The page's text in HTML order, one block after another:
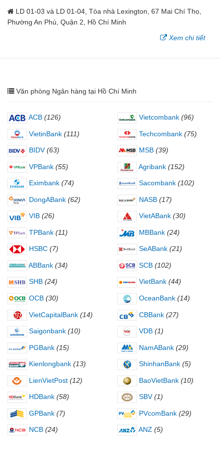
LD 01-03 và LD 01-04, Tòa nhà Lexington, 67 Mai Chí Thọ,
Phường An Phú, Quận 2, Hồ Chí Minh
Xem chi tiết
Văn phòng Ngân hàng tại Hồ Chí Minh
ACB (126) Vietcombank (96)
VietinBank (111) Techcombank (75)
BIDV (63) MSB (39)
VPBank (55) Agribank (152)
Eximbank (74) Sacombank (102)
DongABank (62) NASB (17)
VIB (26) VietABank (30)
TPBank (11) MBBank (24)
HSBC (7) SeABank (21)
ABBank (34) SCB (102)
SHB (24) VietBank (44)
OCB (30) OceanBank (14)
VietCapitalBank (14) CBBank (27)
Saigonbank (10) VDB (1)
PGBank (15) NamABank (29)
Kienlongbank (13) ShinhanBank (5)
LienVietPost (12) BaoVietBank (10)
HDBank (58) SBV (1)
GPBank (7) PVcomBank (29)
NCB (24) ANZ (5)